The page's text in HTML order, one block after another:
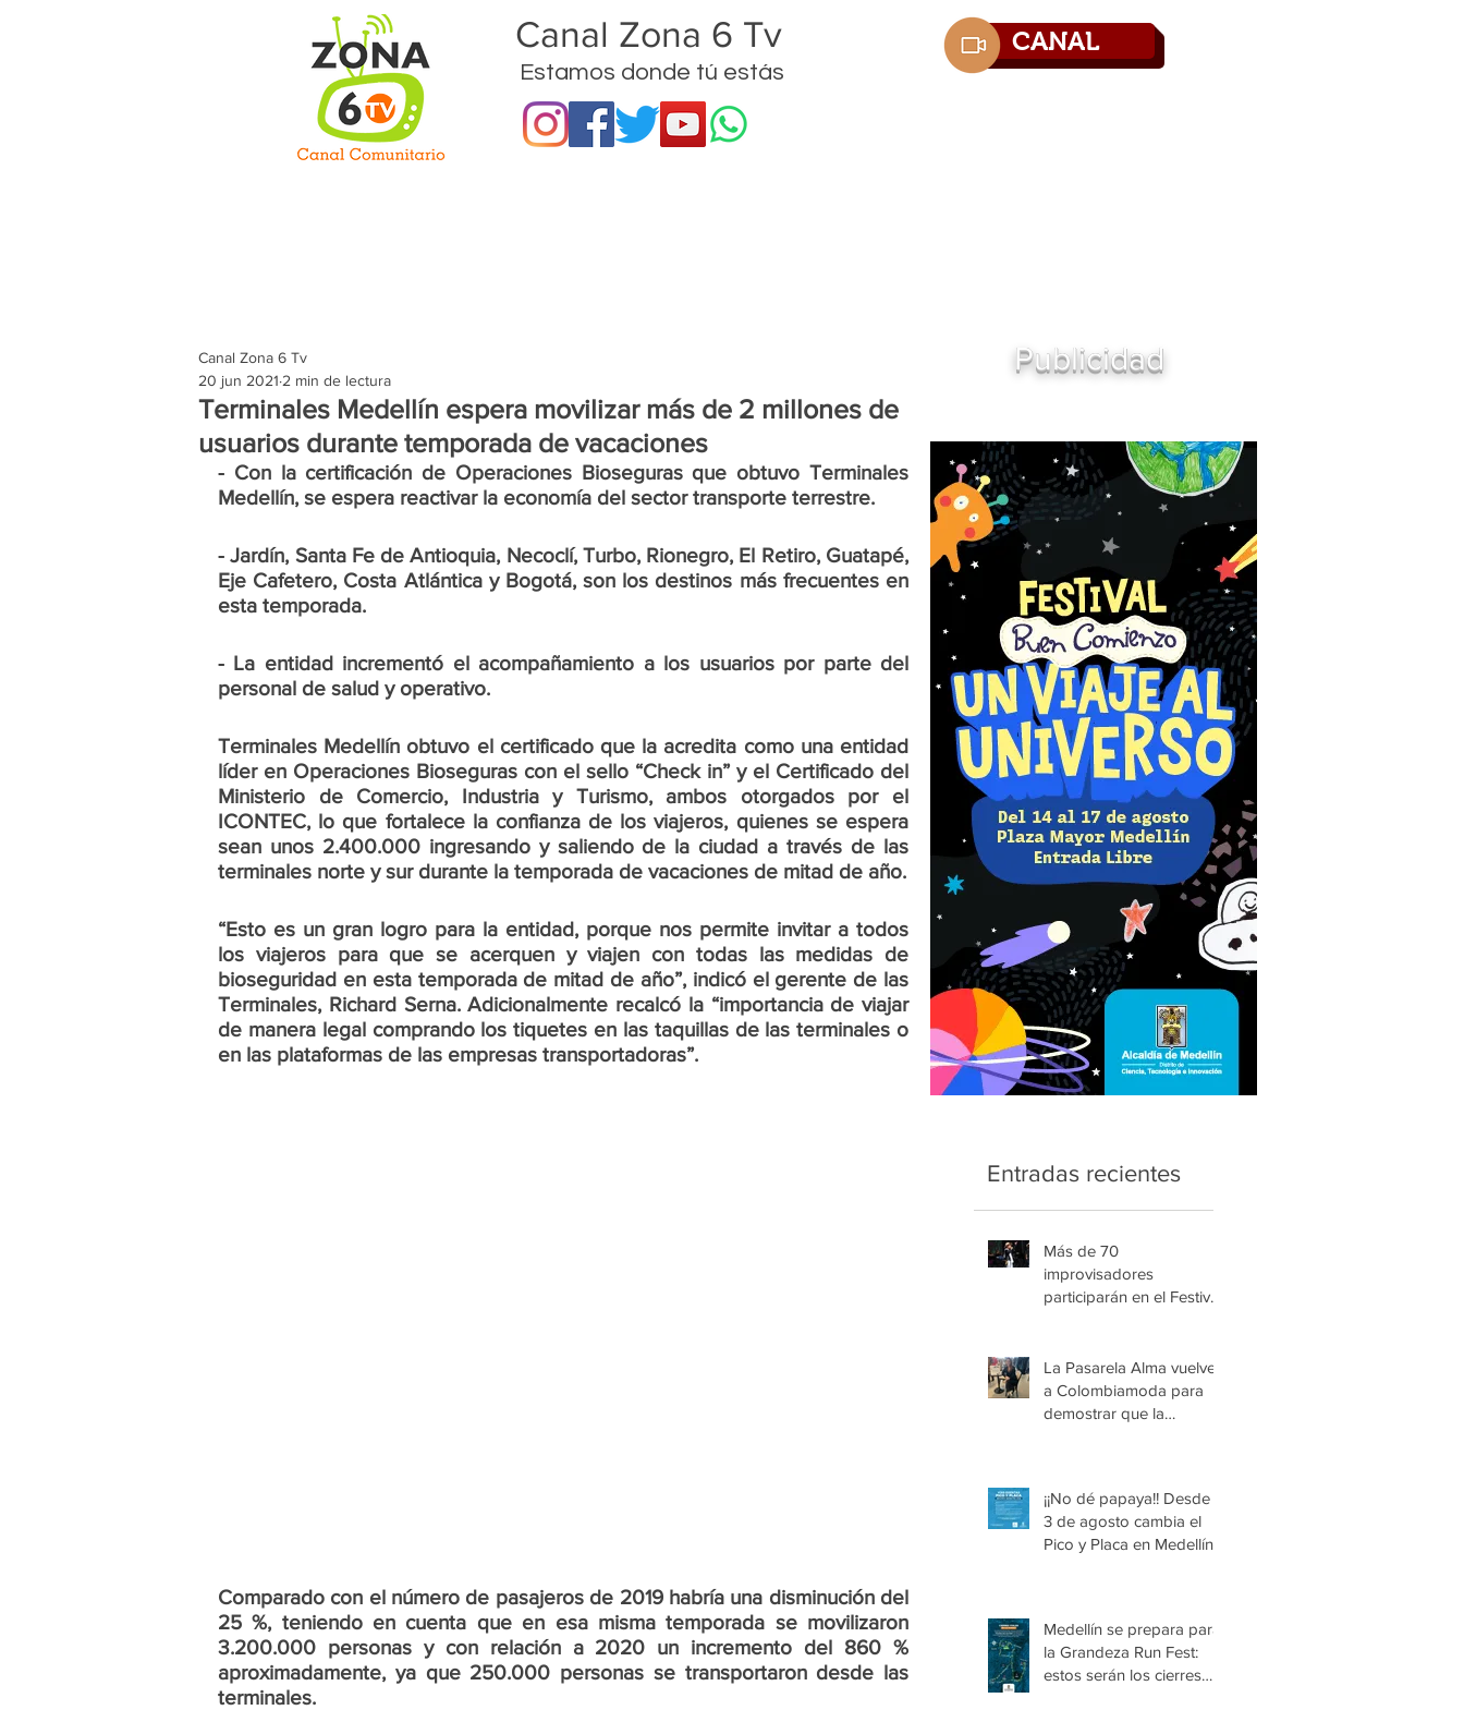
Canal Zona 6 Tv
Estamos donde tú estás
CANAL
Terminales Medellín espera movilizar más de 2 millones de
usuarios durante temporada de vacaciones
Canal Zona 6 Tv
20 jun 2021 2 min de lectura
- Con la certificación de Operaciones Bioseguras que obtuvo Terminales
Medellín, se espera reactivar la economía del sector transporte terrestre.
- Jardín, Santa Fe de Antioquia, Necoclí, Turbo, Rionegro, El Retiro, Guatapé,
Eje Cafetero, Costa Atlántica y Bogotá, son los destinos más frecuentes en
esta temporada.
- La entidad incrementó el acompañamiento a los usuarios por parte del
personal de salud y operativo.
Terminales Medellín obtuvo el certificado que la acredita como una entidad
líder en Operaciones Bioseguras con el sello “Check in” y el Certificado del
Ministerio de Comercio, Industria y Turismo, ambos otorgados por el
ICONTEC, lo que fortalece la confianza de los viajeros, quienes se espera
sean unos 2.400.000 ingresando y saliendo de la ciudad a través de las
terminales norte y sur durante la temporada de vacaciones de mitad de año.
“Esto es un gran logro para la entidad, porque nos permite invitar a todos
los viajeros para que se acerquen y viajen con todas las medidas de
bioseguridad en esta temporada de mitad de año”, indicó el gerente de las
Terminales, Richard Serna. Adicionalmente recalcó la “importancia de viajar
de manera legal comprando los tiquetes en las taquillas de las terminales o
en las plataformas de las empresas transportadoras”.
Comparado con el número de pasajeros de 2019 habría una disminución del
25 %, teniendo en cuenta que en esa misma temporada se movilizaron
3.200.000 personas y con relación a 2020 un incremento del 860 %
aproximadamente, ya que 250.000 personas se transportaron desde las
terminales.
Publicidad
Entradas recientes
Más de 70
improvisadores
participarán en el Festival
La Pasarela Alma vuelve
a Colombiamoda para
demostrar que la
¡¡No dé papaya!! Desde el
3 de agosto cambia el
Pico y Placa en Medellín
Medellín se prepara para
la Grandeza Run Fest:
estos serán los cierres